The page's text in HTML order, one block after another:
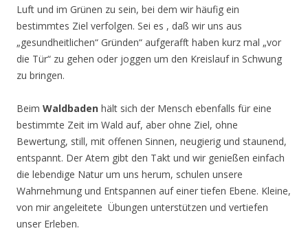
Luft und im Grünen zu sein, bei dem wir häufig ein
bestimmtes Ziel verfolgen. Sei es , daß wir uns aus
„gesundheitlichen“ Gründen“ aufgerafft haben kurz mal „vor
die Tür“ zu gehen oder joggen um den Kreislauf in Schwung
zu bringen.
Beim Waldbaden hält sich der Mensch ebenfalls für eine
bestimmte Zeit im Wald auf, aber ohne Ziel, ohne
Bewertung, still, mit offenen Sinnen, neugierig und staunend,
entspannt. Der Atem gibt den Takt und wir genießen einfach
die lebendige Natur um uns herum, schulen unsere
Wahrnehmung und Entspannen auf einer tiefen Ebene. Kleine,
von mir angeleitete Übungen unterstützen und vertiefen
unser Erleben.